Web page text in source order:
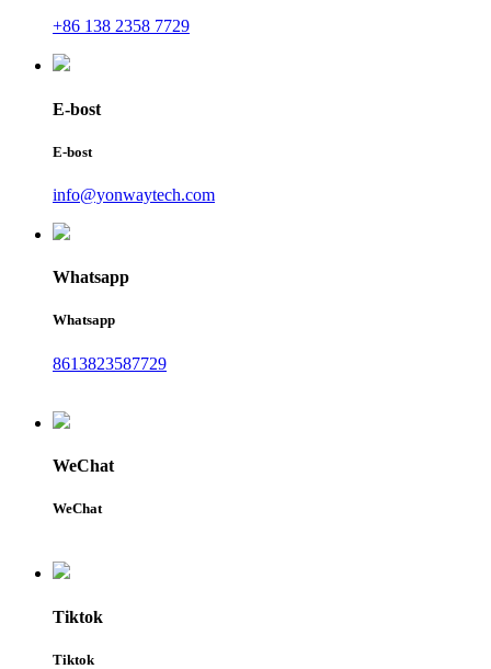
+86 138 2358 7729
E-bost
E-bost
info@yonwaytech.com
Whatsapp
Whatsapp
8613823587729
WeChat
WeChat
Tiktok
Tiktok